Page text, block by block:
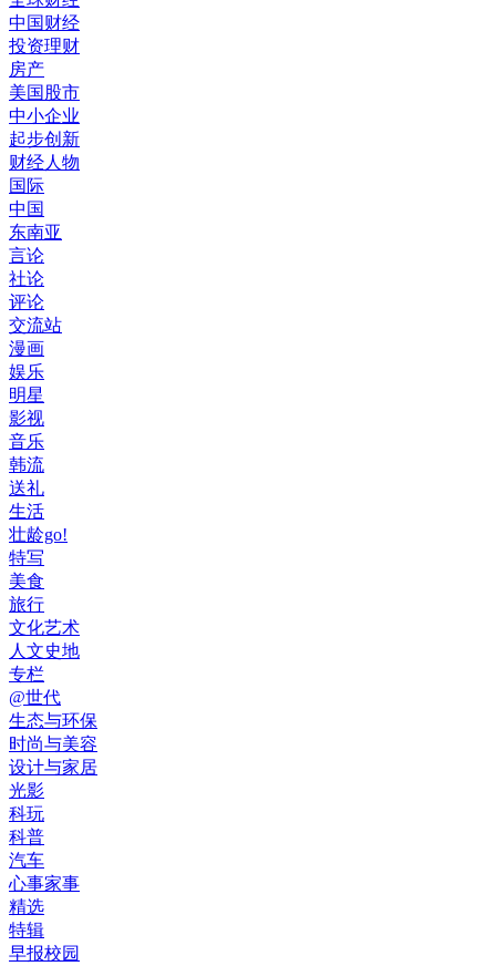
中国财经
投资理财
房产
美国股市
中小企业
起步创新
财经人物
国际
中国
东南亚
言论
社论
评论
交流站
漫画
娱乐
明星
影视
音乐
韩流
送礼
生活
壮龄go!
特写
美食
旅行
文化艺术
人文史地
专栏
@世代
生态与环保
时尚与美容
设计与家居
光影
科玩
科普
汽车
心事家事
精选
特辑
早报校园